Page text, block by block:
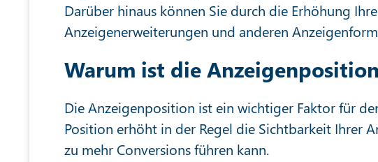
Darüber hinaus können Sie durch die Erhöhung
Anzeigenerweiterungen und anderen
Warum ist die
Die Anzeigenposition ist ein wichtiger Faktor für
Position erhöht in der Regel die Sichtbarkeit Ihrer
zu mehr Conversions führen kann.